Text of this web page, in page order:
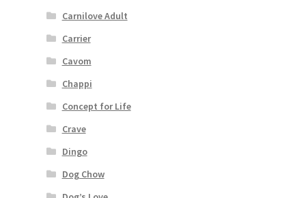
Carnilove Adult
Carrier
Cavom
Chappi
Concept for Life
Crave
Dingo
Dog Chow